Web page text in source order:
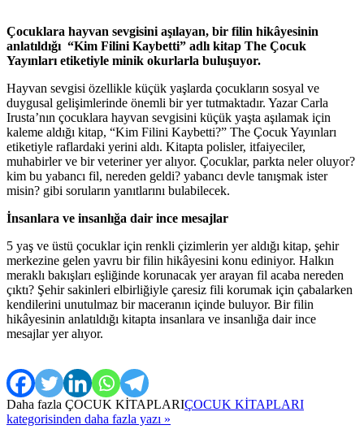
Çocuklara hayvan sevgisini aşılayan, bir filin hikâyesinin
anlatıldığı “Kim Filini Kaybetti” adlı kitap The Çocuk
Yayınları etiketiyle minik okurlarla buluşuyor.
Hayvan sevgisi özellikle küçük yaşlarda çocukların sosyal ve
duygusal gelişimlerinde önemli bir yer tutmaktadır. Yazar Carla
Irusta’nın çocuklara hayvan sevgisini küçük yaşta aşılamak için
kaleme aldığı kitap, “Kim Filini Kaybetti?” The Çocuk Yayınları
etiketiyle raflardaki yerini aldı. Kitapta polisler, itfaiyeciler,
muhabirler ve bir veteriner yer alıyor. Çocuklar, parkta neler oluyor?
kim bu yabancı fil, nereden geldi? yabancı devle tanışmak ister
misin? gibi soruların yanıtlarını bulabilecek.
İnsanlara ve insanlığa dair ince mesajlar
5 yaş ve üstü çocuklar için renkli çizimlerin yer aldığı kitap, şehir
merkezine gelen yavru bir filin hikâyesini konu ediniyor. Halkın
meraklı bakışları eşliğinde korunacak yer arayan fil acaba nereden
çıktı? Şehir sakinleri elbirliğiyle çaresiz fili korumak için çabalarken
kendilerini unutulmaz bir maceranın içinde buluyor. Bir filin
hikâyesinin anlatıldığı kitapta insanlara ve insanlığa dair ince
mesajlar yer alıyor.
Daha fazla ÇOCUK KİTAPLARIÇOCUK KİTAPLARI
kategorisinden daha fazla yazı »